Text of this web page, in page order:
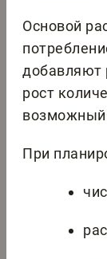
Основой
добавляют
рост
возможный
При